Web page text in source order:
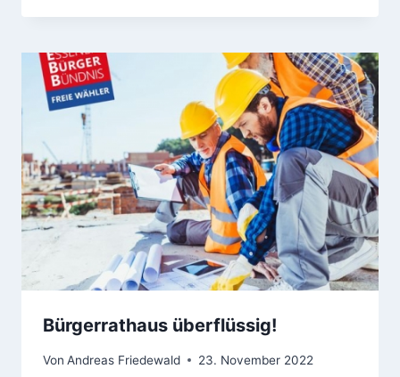
Bürgerrathaus überflüssig!
Von Andreas Friedewald 23. November 2022